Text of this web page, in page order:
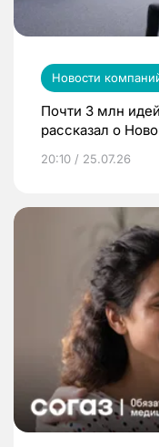
Новости
Почти 3 млн
рассказал о
20:10 / 25.07.26